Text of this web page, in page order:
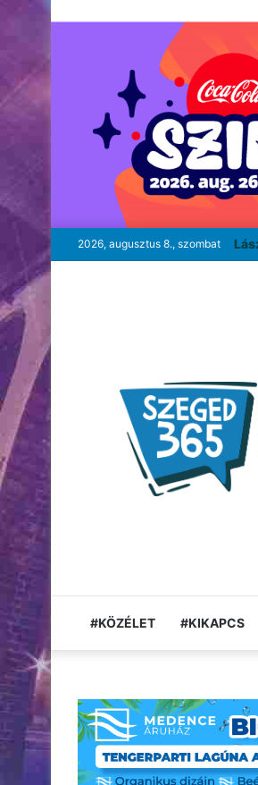
2026, augusztus 8., szombat
#KÖZÉLET #KIKAPCS